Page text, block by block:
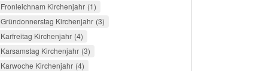
Fronleichnam Kirchenjahr 1
Gründonnerstag Kirchenjahr 3
Karfreitag Kirchenjahr 4
Karsamstag Kirchenjahr 3
Karwoche Kirchenjahr 4